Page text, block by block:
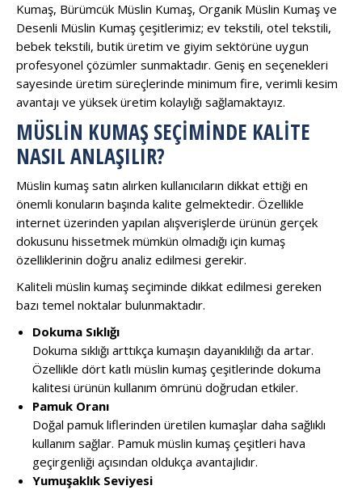
Kumaş, Bürümcük Müslin Kumaş, Organik Müslin Kumaş ve
Desenli Müslin Kumaş çeşitlerimiz; ev tekstili, otel tekstili,
bebek tekstili, butik üretim ve giyim sektörüne uygun
profesyonel çözümler sunmaktadır. Geniş en seçenekleri
sayesinde üretim süreçlerinde minimum fire, verimli kesim
avantajı ve yüksek üretim kolaylığı sağlamaktayız.
MÜSLIN KUMAŞ SEÇIMINDE KALITE
NASIL ANLAŞILIR?
Müslin kumaş satın alırken kullanıcıların dikkat ettiği en
önemli konuların başında kalite gelmektedir. Özellikle
internet üzerinden yapılan alışverişlerde ürünün gerçek
dokusunu hissetmek mümkün olmadığı için kumaş
özelliklerinin doğru analiz edilmesi gerekir.
Kaliteli müslin kumaş seçiminde dikkat edilmesi gereken
bazı temel noktalar bulunmaktadır.
Dokuma Sıklığı
Dokuma sıklığı arttıkça kumaşın dayanıklılığı da artar.
Özellikle dört katlı müslin kumaş çeşitlerinde dokuma
kalitesi ürünün kullanım ömrünü doğrudan etkiler.
Pamuk Oranı
Doğal pamuk liflerinden üretilen kumaşlar daha sağlıklı
kullanım sağlar. Pamuk müslin kumaş çeşitleri hava
geçirgenliği açısından oldukça avantajlıdır.
Yumuşaklık Seviyesi